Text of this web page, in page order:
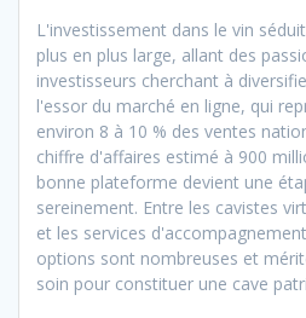
L'investissement dans le vin
plus en plus large, allant des
investisseurs cherchant à
l'essor du marché en ligne, qui
environ 8 à 10 % des ventes
chiffre d'affaires estimé à 900
bonne plateforme devient une
sereinement. Entre les cavistes
et les services
options sont nombreuses et
soin pour constituer une cave